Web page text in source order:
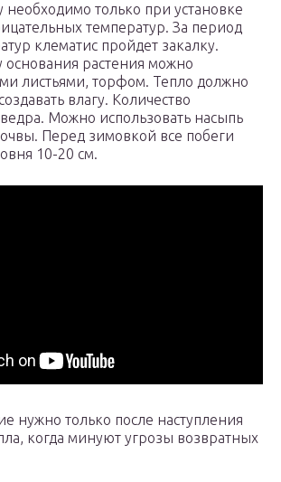
необходимо только при установке
температур. За период
клематис пройдет закалку.
основания растения можно
листьями, торфом. Тепло должно
влагу. Количество
Можно использовать насыпь
Перед зимовкой все побеги
10-20 см.
нужно только после наступления
когда минуют угрозы возвратных